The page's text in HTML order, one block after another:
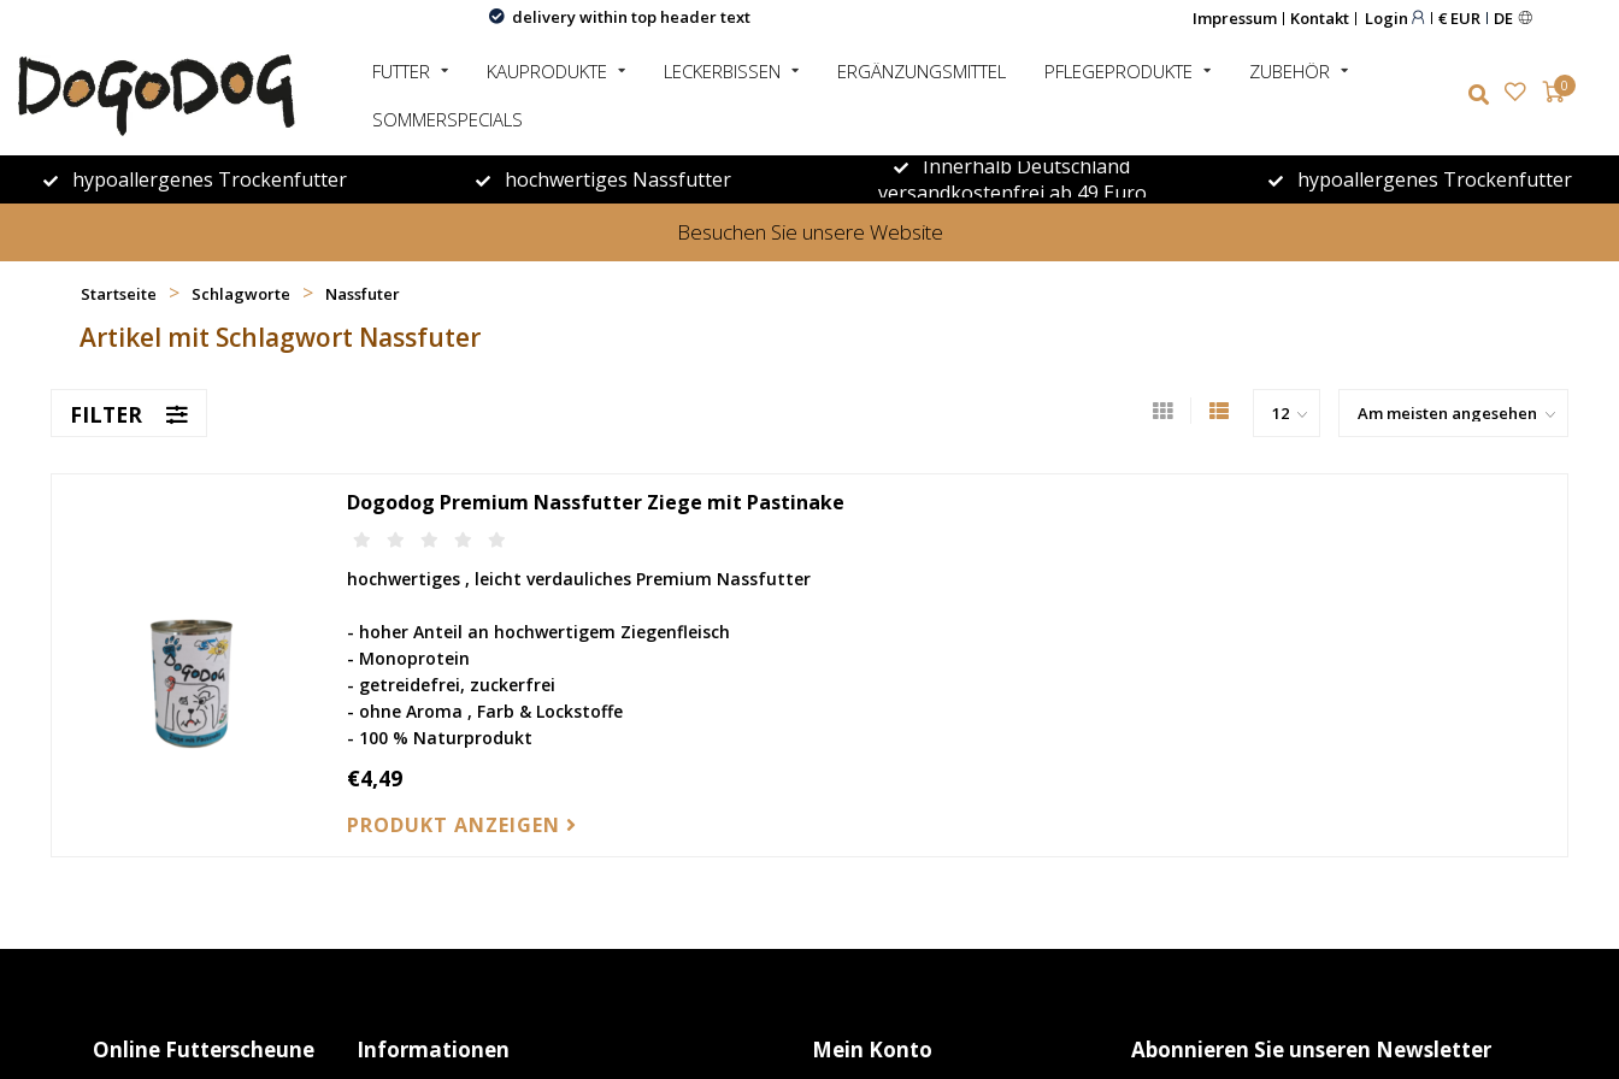
delivery within top header text Impressum Kontakt Login € EUR DE
FUTTER KAUPRODUKTE LECKERBISSEN ERGÄNZUNGSMITTEL PFLEGEPRODUKTE
ZUBEHÖR
SOMMERSPECIALS
0
hypoallergenes Trockenfutter hochwertiges Nassfutter
Innerhalb Deutschland
versandkostenfrei ab 49 Euro
hypoallergenes Trockenfutter
Besuchen Sie unsere Website
Startseite > Schlagworte > Nassfuter
Artikel mit Schlagwort Nassfuter
FILTER
Dogodog Premium Nassfutter Ziege mit Pastinake
hochwertiges , leicht verdauliches Premium Nassfutter
- hoher Anteil an hochwertigem Ziegenfleisch
- Monoprotein
- getreidefrei, zuckerfrei
- ohne Aroma , Farb & Lockstoffe
- 100 % Naturprodukt
€4,49
PRODUKT ANZEIGEN
Online Futterscheune Informationen Mein Konto Abonnieren Sie unseren Newsletter